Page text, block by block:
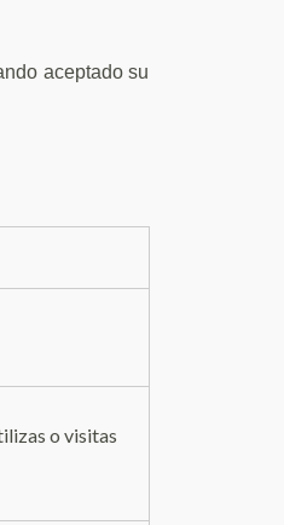
aceptado su
o visitas